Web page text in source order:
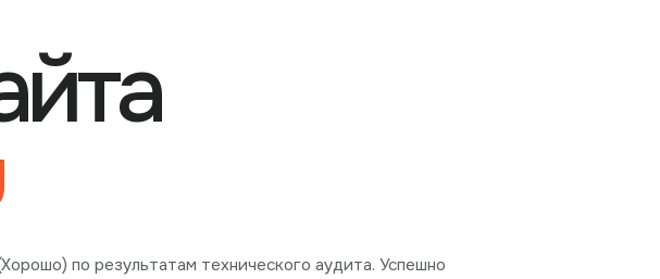
по результатам технического аудита. Успешно